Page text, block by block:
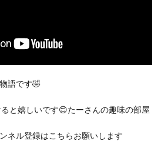
語です🤣
と嬉しいです😊たーさんの趣味の部屋
ネル登録はこちらお願いします